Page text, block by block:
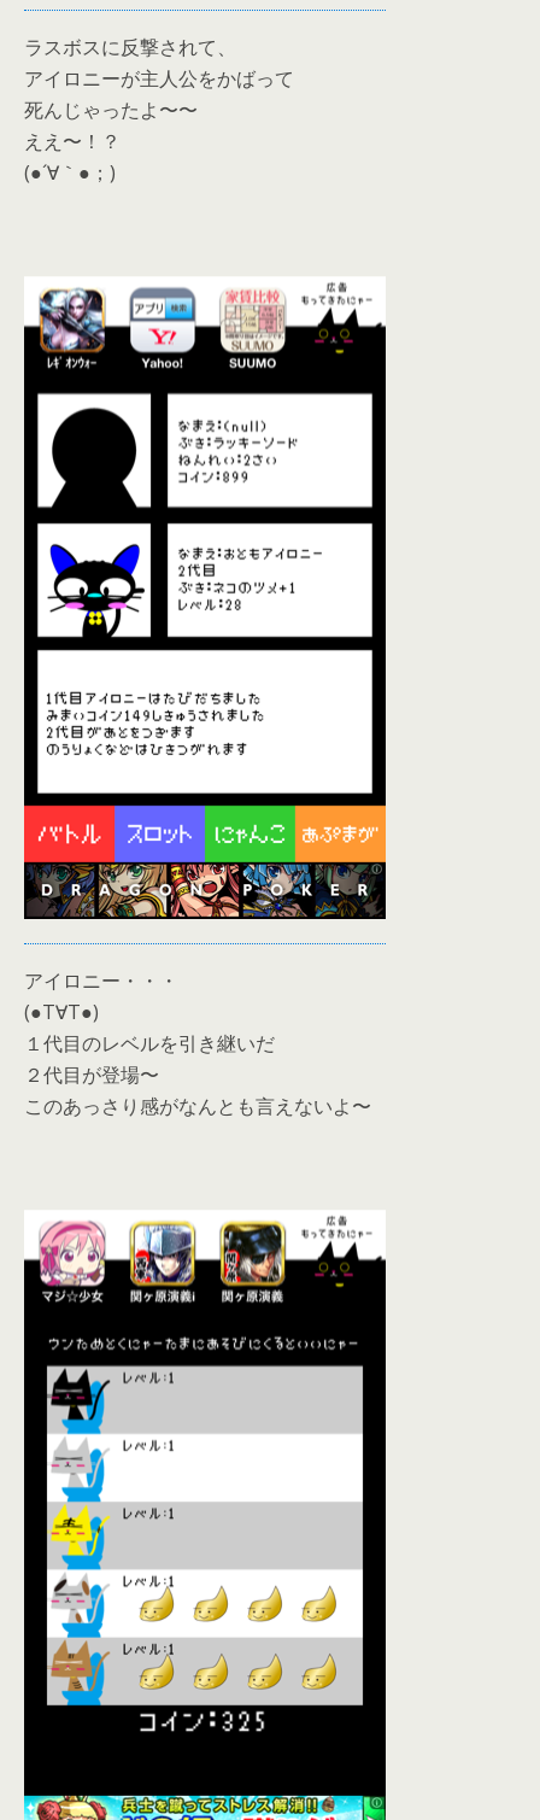
ラスボスに反撃されて、
アイロニーが主人公をかばって
死んじゃったよ〜〜
ええ〜！？
(●´∀｀●；)
アイロニー・・・
(●T∀T●)
１代目のレベルを引き継いだ
２代目が登場〜
このあっさり感がなんとも言えないよ〜